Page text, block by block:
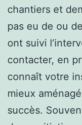
chantiers et
pas eu de ou
ont suivi
contacter, en
connaît votre
mieux
succès.